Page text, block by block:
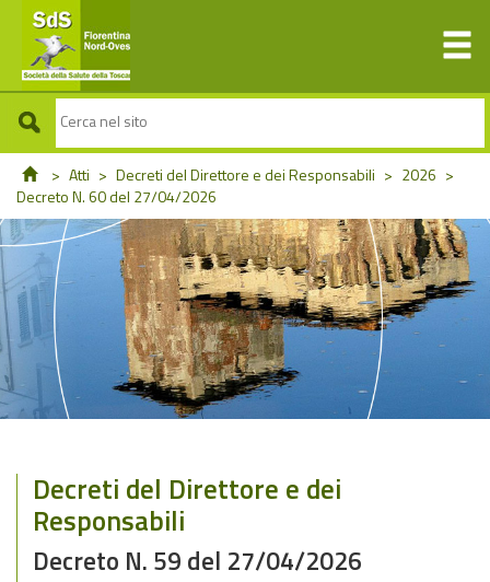
> Atti > Decreti del Direttore e dei Responsabili > 2026 >
Decreto N. 60 del 27/04/2026
Decreti del Direttore e dei
Responsabili
Decreto N. 59 del 27/04/2026